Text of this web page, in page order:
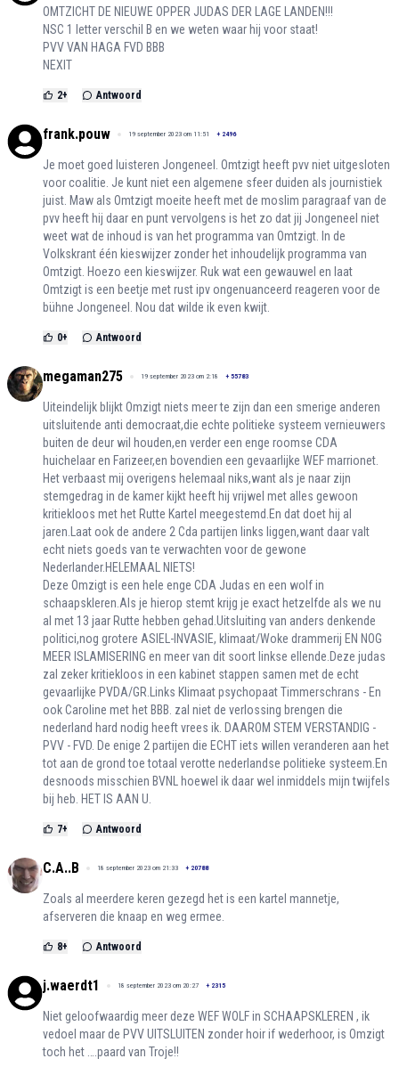
OMTZICHT DE NIEUWE OPPER JUDAS DER LAGE LANDEN!!!
NSC 1 letter verschil B en we weten waar hij voor staat!
PVV VAN HAGA FVD BBB
NEXIT
2+ Antwoord
frank.pouw 19 september 2023 om 11:51 + 2496
Je moet goed luisteren Jongeneel. Omtzigt heeft pvv niet uitgesloten
voor coalitie. Je kunt niet een algemene sfeer duiden als journistiek
juist. Maw als Omtzigt moeite heeft met de moslim paragraaf van de
pvv heeft hij daar en punt vervolgens is het zo dat jij Jongeneel niet
weet wat de inhoud is van het programma van Omtzigt. In de
Volkskrant één kieswijzer zonder het inhoudelijk programma van
Omtzigt. Hoezo een kieswijzer. Ruk wat een gewauwel en laat
Omtzigt is een beetje met rust ipv ongenuanceerd reageren voor de
bühne Jongeneel. Nou dat wilde ik even kwijt.
0+ Antwoord
megaman275 19 september 2023 om 2:18 + 55783
Uiteindelijk blijkt Omzigt niets meer te zijn dan een smerige anderen
uitsluitende anti democraat,die echte politieke systeem vernieuwers
buiten de deur wil houden,en verder een enge roomse CDA
huichelaar en Farizeer,en bovendien een gevaarlijke WEF marrionet.
Het verbaast mij overigens helemaal niks,want als je naar zijn
stemgedrag in de kamer kijkt heeft hij vrijwel met alles gewoon
kritiekloos met het Rutte Kartel meegestemd.En dat doet hij al
jaren.Laat ook de andere 2 Cda partijen links liggen,want daar valt
echt niets goeds van te verwachten voor de gewone
Nederlander.HELEMAAL NIETS!
Deze Omzigt is een hele enge CDA Judas en een wolf in
schaapskleren.Als je hierop stemt krijg je exact hetzelfde als we nu
al met 13 jaar Rutte hebben gehad.Uitsluiting van anders denkende
politici,nog grotere ASIEL-INVASIE, klimaat/Woke drammerij EN NOG
MEER ISLAMISERING en meer van dit soort linkse ellende.Deze judas
zal zeker kritiekloos in een kabinet stappen samen met de echt
gevaarlijke PVDA/GR.Links Klimaat psychopaat Timmerschrans - En
ook Caroline met het BBB. zal niet de verlossing brengen die
nederland hard nodig heeft vrees ik. DAAROM STEM VERSTANDIG -
PVV - FVD. De enige 2 partijen die ECHT iets willen veranderen aan het
tot aan de grond toe totaal verotte nederlandse politieke systeem.En
desnoods misschien BVNL hoewel ik daar wel inmiddels mijn twijfels
bij heb. HET IS AAN U.
7+ Antwoord
C.A..B 18 september 2023 om 21:33 + 20788
Zoals al meerdere keren gezegd het is een kartel mannetje,
afserveren die knaap en weg ermee.
8+ Antwoord
j.waerdt1 18 september 2023 om 20:27 + 2315
Niet geloofwaardig meer deze WEF WOLF in SCHAAPSKLEREN , ik
vedoel maar de PVV UITSLUITEN zonder hoir if wederhoor, is Omzigt
toch het ….paard van Troje!!